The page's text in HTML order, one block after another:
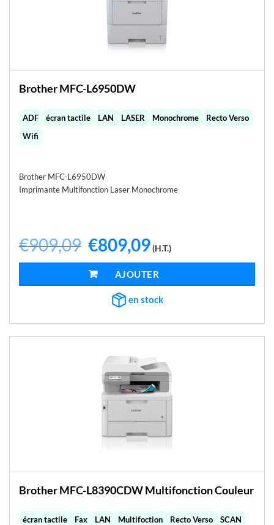
Brother MFC-L6950DW
ADF écran tactile LAN LASER Monochrome
Recto Verso
Wifi
Brother MFC-L6950DW
Imprimante Multifonction Laser Monochrome
€909,09 Le
prix
initial
était :
€909,09.
€809,09Le
prix
actuel
est :
€809,09.
(H.T.)
AJOUTER AU PANIER
en stock
Brother MFC-L8390CDW Multifonction Couleur
écran tactile Fax LAN Multifoction Recto Verso
SCAN